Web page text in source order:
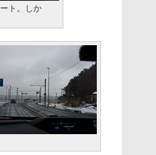
ト。しか